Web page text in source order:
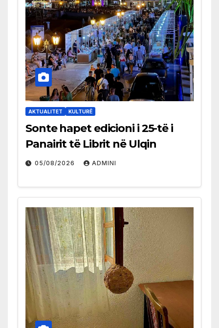
AKTUALITET KULTURË
Sonte hapet edicioni i 25-të i
Panairit të Librit në Ulqin
05/08/2026 ADMINI